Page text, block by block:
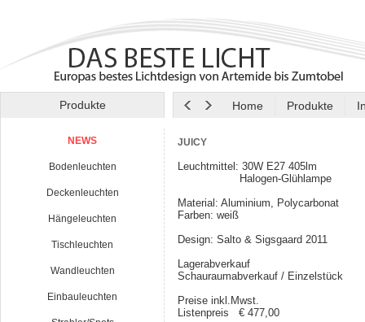
Produkte Home Produkte
NEWS
Bodenleuchten
Deckenleuchten
Hängeleuchten
Tischleuchten
Wandleuchten
Einbauleuchten
JUICY
Leuchtmittel: 30W E27 405lm
Halogen-Glühlampe
Material: Aluminium, Polycarbonat
Farben: weiß
Design: Salto & Sigsgaard 2011
Lagerabverkauf
Schauraumabverkauf / Einzelstück
Preise inkl.Mwst.
Listenpreis € 477,00